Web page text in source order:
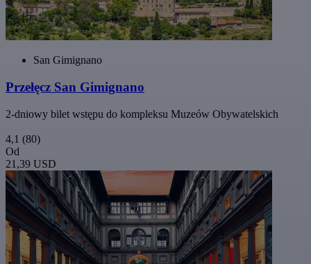
San Gimignano
Przełęcz San Gimignano
2-dniowy bilet wstępu do kompleksu Muzeów Obywatelskich
4,1 (80)
Od
21,39 USD